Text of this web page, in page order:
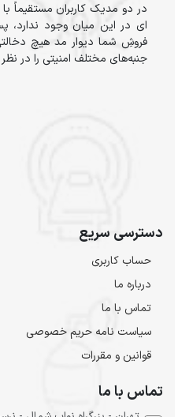
در دو مدیک کاربران مستقیماً
ای در این میان وجود
فروشِ شما دیوار مد هیچ
جنبه‌های مختلف امنیتی را در نظر
دسترسی سریع
حساب کاربری
درباره ما
تماس با ما
سیاست نامه حریم خصوصی
قوانین و مقررات
تماس با ما